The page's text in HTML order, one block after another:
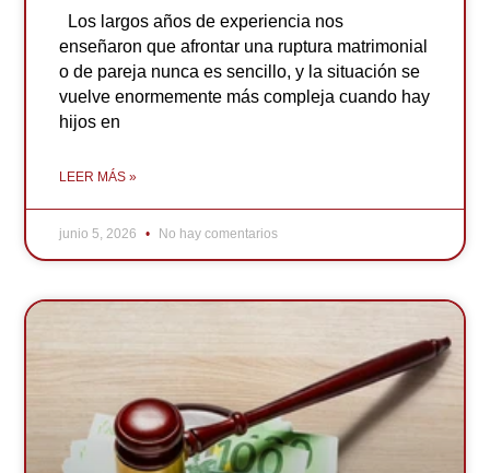
Los largos años de experiencia nos
enseñaron que afrontar una ruptura matrimonial
o de pareja nunca es sencillo, y la situación se
vuelve enormemente más compleja cuando hay
hijos en
LEER MÁS »
junio 5, 2026 No hay comentarios